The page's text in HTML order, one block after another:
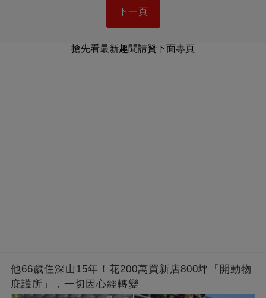
下一頁
搶先看最新趣聞請贊下面專頁
他66歲住深山15年！花200萬買新店800坪「開動物
庇護所」，一切因心經轉變